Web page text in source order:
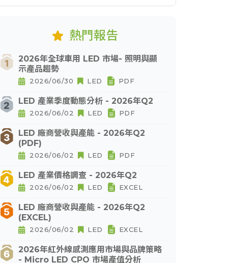
熱門報告
2026年全球車用 LED 市場- 照明與顯
示產品趨勢
2026/06/30 LED PDF
LED 產業季度動態分析 - 2026年Q2
2026/06/02 LED PDF
LED 廠商營收與產能 - 2026年Q2
(PDF)
2026/06/02 LED PDF
LED 產業價格調查 - 2026年Q2
2026/06/02 LED EXCEL
LED 廠商營收與產能 - 2026年Q2
(EXCEL)
2026/06/02 LED EXCEL
2026年紅外線感測應用市場與品牌策略
- Micro LED CPO 市場產值分析